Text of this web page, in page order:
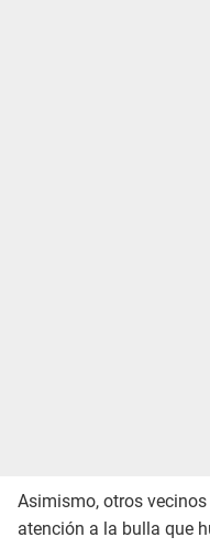
Asimismo, otros
atención a la bulla que